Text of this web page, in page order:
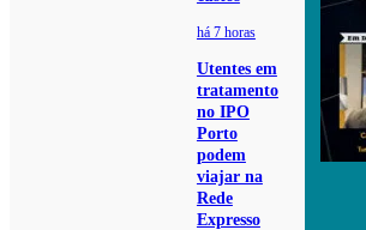
há 7 horas
Utentes em
tratamento
no IPO
Porto
podem
viajar na
Rede
Expresso